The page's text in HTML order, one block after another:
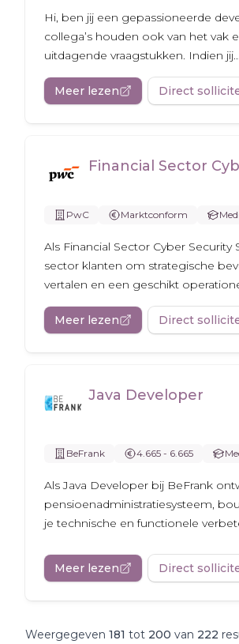
Hi, ben jij een gepassioneerde
collega’s houden ook van het vak
uitdagende vraagstukken. Indien jij...
Meer lezen Direct
Financial Sector
PwC Marktconform
Als Financial Sector Cyber
sector klanten om strategische
vertalen en een geschikt
Meer lezen Direct
Java Developer
BeFrank 4.665 - 6.665
Als Java Developer bij BeFrank
pensioenadministratiesysteem,
je technische en functionele
Meer lezen Direct
Weergegeven 181 tot 200 van 222